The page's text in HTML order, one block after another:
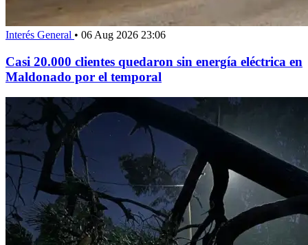
Interés General • 06 Aug 2026 23:06
Casi 20.000 clientes quedaron sin energía eléctrica en
Maldonado por el temporal